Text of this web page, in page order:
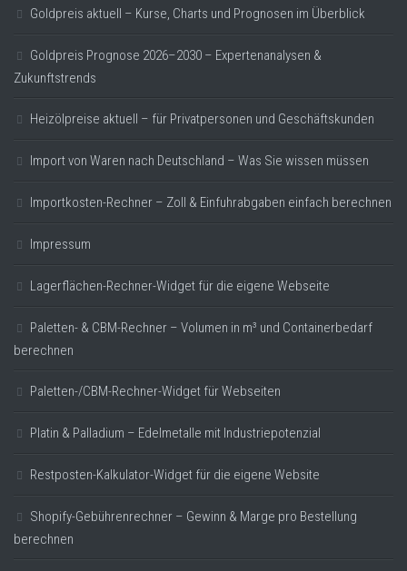
Goldpreis aktuell – Kurse, Charts und Prognosen im Überblick
Goldpreis Prognose 2026–2030 – Expertenanalysen &
Zukunftstrends
Heizölpreise aktuell – für Privatpersonen und Geschäftskunden
Import von Waren nach Deutschland – Was Sie wissen müssen
Importkosten-Rechner – Zoll & Einfuhrabgaben einfach berechnen
Impressum
Lagerflächen-Rechner-Widget für die eigene Webseite
Paletten- & CBM-Rechner – Volumen in m³ und Containerbedarf
berechnen
Paletten-/CBM-Rechner-Widget für Webseiten
Platin & Palladium – Edelmetalle mit Industriepotenzial
Restposten-Kalkulator-Widget für die eigene Website
Shopify-Gebührenrechner – Gewinn & Marge pro Bestellung
berechnen